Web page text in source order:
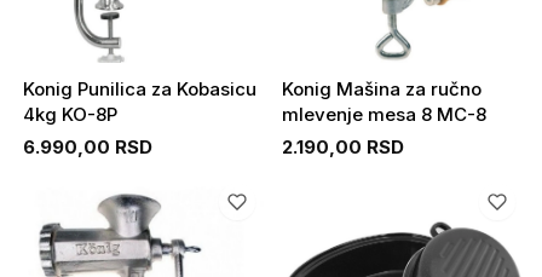
Konig Punilica za Kobasicu
4kg KO-8P
6.990,00 RSD
Konig Mašina za ručno
mlevenje mesa 8 MC-8
2.190,00 RSD